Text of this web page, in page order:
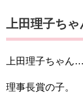
上田理子ちゃ
上田理子ちゃん
理事長賞の子。